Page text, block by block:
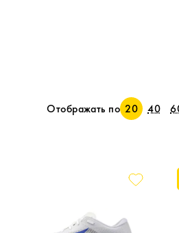
Отображать по 20 40